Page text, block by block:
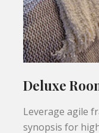
Deluxe
Leverage agile
synopsis for